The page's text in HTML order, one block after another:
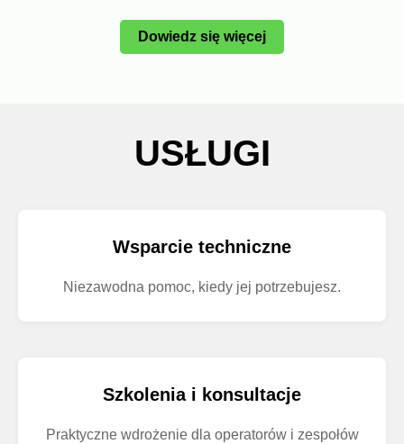
Dowiedz się więcej
USŁUGI
Wsparcie techniczne
Niezawodna pomoc, kiedy jej potrzebujesz.
Szkolenia i konsultacje
Praktyczne wdrożenie dla operatorów i zespołów